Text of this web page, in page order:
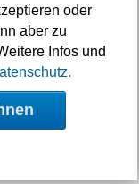
oder
aber zu
Infos und